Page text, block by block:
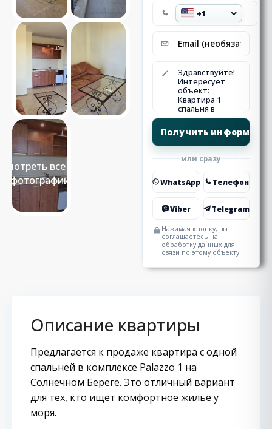
Смотреть все 16
фотографии
или сразу
WhatsApp Телефон
Viber Telegram
Нажимая кнопку, вы
соглашаетесь на
обработку данных для
связи по этому объекту.
Описание квартиры
Предлагается к продаже квартира с одной
спальней в комплексе Palazzo 1 на
Солнечном Береге. Это отличный вариант
для тех, кто ищет комфортное жильё у
моря.